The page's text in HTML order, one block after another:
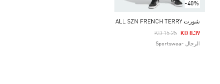
-40%
شورت ALL SZN FRENCH TERRY
Price Reduced From
KD 15.25
To KD 8.39
الرجال Sportswear